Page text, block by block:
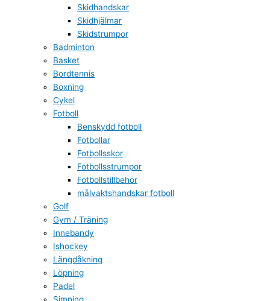
Skidhandskar
Skidhjälmar
Skidstrumpor
Badminton
Basket
Bordtennis
Boxning
Cykel
Fotboll
Benskydd fotboll
Fotbollar
Fotbollsskor
Fotbollsstrumpor
Fotbollstillbehör
målvaktshandskar fotboll
Golf
Gym / Träning
Innebandy
Ishockey
Längdåkning
Löpning
Padel